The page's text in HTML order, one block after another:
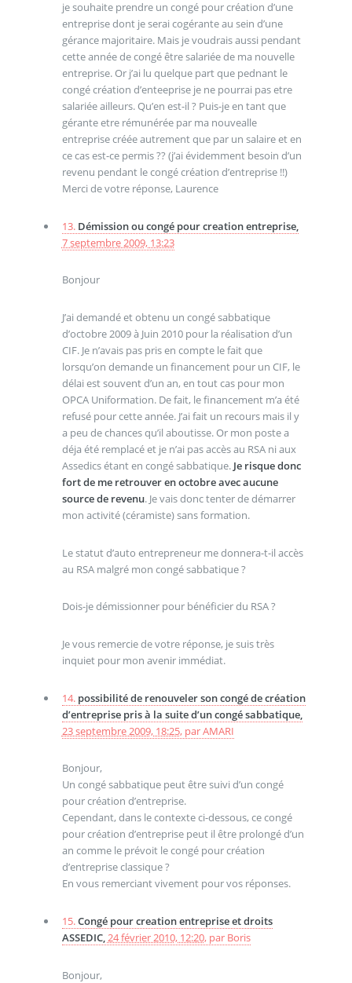
je souhaite prendre un congé pour création d’une
entreprise dont je serai cogérante au sein d’une
gérance majoritaire. Mais je voudrais aussi pendant
cette année de congé être salariée de ma nouvelle
entreprise. Or j’ai lu quelque part que pednant le
congé création d’enteeprise je ne pourrai pas etre
salariée ailleurs. Qu’en est-il ? Puis-je en tant que
gérante etre rémunérée par ma nouvealle
entreprise créée autrement que par un salaire et en
ce cas est-ce permis ?? (j’ai évidemment besoin d’un
revenu pendant le congé création d’entreprise !!)
Merci de votre réponse, Laurence
13. Démission ou congé pour creation entreprise,
7 septembre 2009, 13:23
Bonjour
J’ai demandé et obtenu un congé sabbatique
d’octobre 2009 à Juin 2010 pour la réalisation d’un
CIF. Je n’avais pas pris en compte le fait que
lorsqu’on demande un financement pour un CIF, le
délai est souvent d’un an, en tout cas pour mon
OPCA Uniformation. De fait, le financement m’a été
refusé pour cette année. J’ai fait un recours mais il y
a peu de chances qu’il aboutisse. Or mon poste a
déja été remplacé et je n’ai pas accès au RSA ni aux
Assedics étant en congé sabbatique.Je risque donc
fort de me retrouver en octobre avec aucune
source de revenu. Je vais donc tenter de démarrer
mon activité (céramiste) sans formation.
Le statut d’auto entrepreneur me donnera-t-il accès
au RSA malgré mon congé sabbatique ?
Dois-je démissionner pour bénéficier du RSA ?
Je vous remercie de votre réponse, je suis très
inquiet pour mon avenir immédiat.
14. possibilité de renouveler son congé de création
d’entreprise pris à la suite d’un congé sabbatique,
23 septembre 2009, 18:25, parAMARI
Bonjour,
Un congé sabbatique peut être suivi d’un congé
pour création d’entreprise.
Cependant, dans le contexte ci-dessous, ce congé
pour création d’entreprise peut il être prolongé d’un
an comme le prévoit le congé pour création
d’entreprise classique ?
En vous remerciant vivement pour vos réponses.
15.Congé pour creation entreprise et droits
ASSEDIC,24 février 2010, 12:20, par Boris
Bonjour,